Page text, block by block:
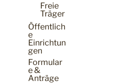
Freie
Träger
Öffentlich
e
Einrichtun
gen
Formular
e &
Anträge